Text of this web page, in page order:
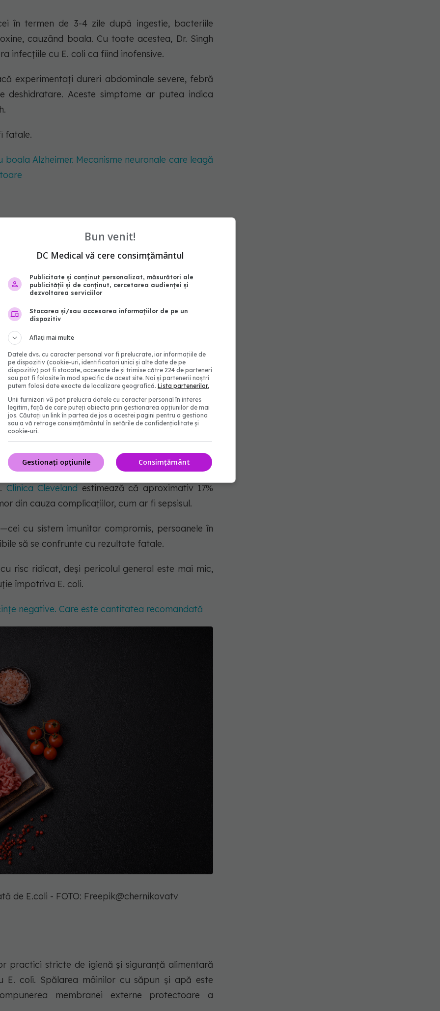
în termen de 3-4 zile după ingestie, bacteriile
cauzând boala. Cu toate acestea, Dr. Singh
infecțiile cu E. coli ca fiind inofensive.
experimentați dureri abdominale severe, febră
deshidratare. Aceste simptome ar putea indica
fatale.
Alzheimer. Mecanisme neuronale care leagă
natural, iar majoritatea oamenilor poartă o
probleme. Cu toate acestea, anumite tulpini de
răspândite, pot fi periculoase. Conform
boli grave, în special în rândul populațiilor
de obicei, sistemul gastrointestinal, provocând
vărsături. Deși multe persoane se recuperează
sunt mai expuse riscului de complicații severe,
cu sistem imunitar slăbit.
și grupuri de risc
după infecții cu E. coli, unii pot experimenta
Clinica Cleveland estimează că aproximativ 17%
din cauza complicațiilor, cum ar fi sepsisul.
cu sistem imunitar compromis, persoanele în
să se confrunte cu rezultate fatale.
risc ridicat, deși pericolul general este mai mic,
împotriva E. coli.
negative. Care este cantitatea recomandată
de E.coli - FOTO: Freepik@chernikovatv
practici stricte de igienă și siguranță alimentară
coli. Spălarea mâinilor cu săpun și apă este
membranei externe protectoare a
Bun venit!
DC Medical vă cere consimțământul
Publicitate și conținut personalizat, măsurători ale
publicității și de conținut, cercetarea audienței și
dezvoltarea serviciilor
Stocarea și/sau accesarea informațiilor de pe un
dispozitiv
Aflați mai multe
Datele dvs. cu caracter personal vor fi prelucrate, iar informațiile de
pe dispozitiv (cookie-uri, identificatori unici și alte date de pe
dispozitiv) pot fi stocate, accesate de și trimise către 224 de parteneri
sau pot fi folosite în mod specific de acest site. Noi și partenerii noștri
putem folosi date exacte de localizare geografică. Lista partenerilor.
Unii furnizori vă pot prelucra datele cu caracter personal în interes
legitim, față de care puteți obiecta prin gestionarea opțiunilor de mai
jos. Căutați un link în partea de jos a acestei pagini pentru a gestiona
sau a vă retrage consimțământul în setările de confidențialitate și
cookie-uri.
Consimțământ
Gestionați opțiunile